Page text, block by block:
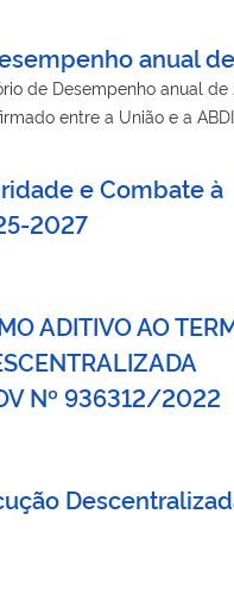
anual
de Desempenho anual
entre a União e a ABDI.
e Combate à
2027
ADITIVO AO
Nº 936312/2022